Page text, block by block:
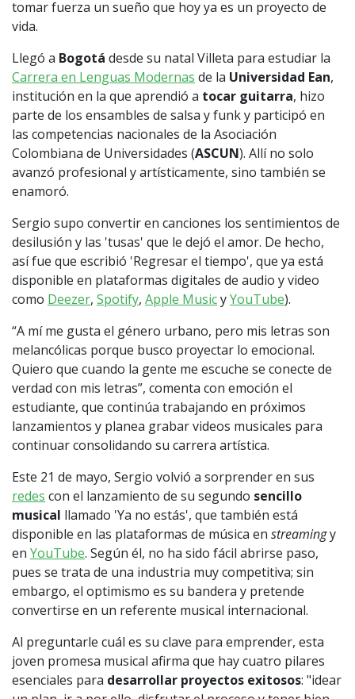
tomar fuerza un sueño que hoy ya es un proyecto de
vida.
Llegó a Bogotá desde su natal Villeta para estudiar la
Carrera en Lenguas Modernas de la Universidad Ean,
institución en la que aprendió a tocar guitarra, hizo
parte de los ensambles de salsa y funk y participó en
las competencias nacionales de la Asociación
Colombiana de Universidades (ASCUN). Allí no solo
avanzó profesional y artísticamente, sino también se
enamoró.
Sergio supo convertir en canciones los sentimientos de
desilusión y las 'tusas' que le dejó el amor. De hecho,
así fue que escribió 'Regresar el tiempo', que ya está
disponible en plataformas digitales de audio y video
como Deezer, Spotify, Apple MusicyYouTube).
“A mí me gusta el género urbano, pero mis letras son
melancólicas porque busco proyectar lo emocional.
Quiero que cuando la gente me escuche se conecte de
verdad con mis letras”, comenta con emoción el
estudiante, que continúa trabajando en próximos
lanzamientos y planea grabar videos musicales para
continuar consolidando su carrera artística.
Este 21 de mayo, Sergio volvió a sorprender en sus
redes con el lanzamiento de su segundo sencillo
musical llamado 'Ya no estás', que también está
disponible en las plataformas de música en streamingy
en YouTube. Según él, no ha sido fácil abrirse paso,
pues se trata de una industria muy competitiva; sin
embargo, el optimismo es su bandera y pretende
convertirse en un referente musical internacional.
Al preguntarle cuál es su clave para emprender, esta
joven promesa musical afirma que hay cuatro pilares
esenciales para desarrollar proyectos exitosos: "idear